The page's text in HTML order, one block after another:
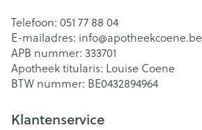
Telefoon: 051 77 88 04
E-mailadres: info@apotheekcoene.be
APB nummer: 333701
Apotheek titularis: Louise Coene
BTW nummer: BE0432894964
Klantenservice